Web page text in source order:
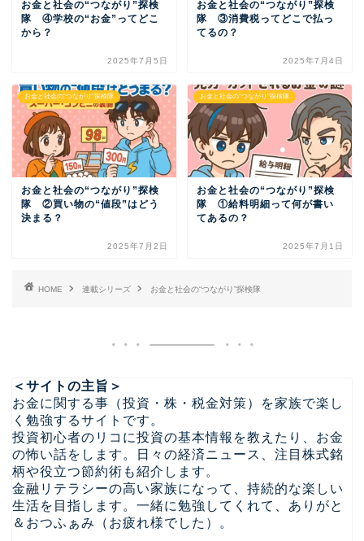
お金と社会の“つながり”探検
隊 ④学校の“お金”ってどこ
から？
2025年7月5日
お金と社会の“つながり”探検
隊 ③消費税ってどこで払っ
てるの？
2025年7月4日
お金と社会の“つながり”探検隊
お金と社会の“つながり”探検
隊 ②買い物の“値段”はどう
決まる？
2025年7月2日
お金と社会の“つながり”探検隊
お金と社会の“つながり”探検
隊 ①給料明細って何が書い
てあるの？
2025年7月1日
HOME 連載シリーズ お金と社会の“つながり”探検隊
＜サイトの主旨＞
お金に関する事（投資・株・税金対策）を家族で楽し
く勉強するサイトです。
投資初心者のリコに投資の基本情報を教えたり、お金
の怖い話をします。日々の経済ニュース、注目株式銘
柄や役立つ節約術も紹介します。
金融リテラシーの高い家族になって、持続的な楽しい
生活を目指します。一緒に勉強してくれて、ありがと
＆おつふぁみ（お疲れ様でした）。